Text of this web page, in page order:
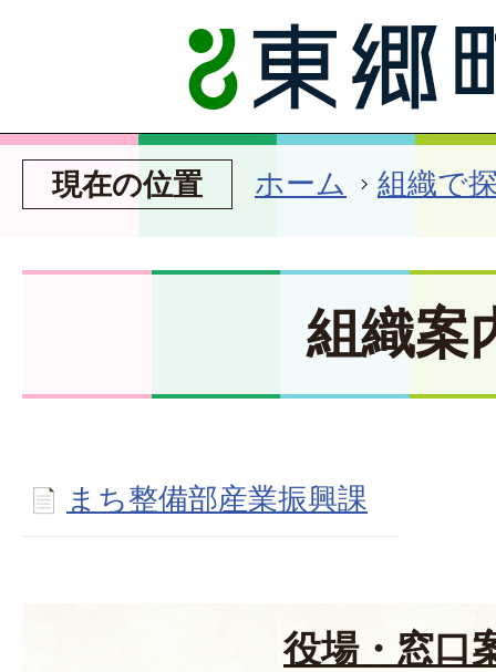
現在の位置 ホーム 組織で
組織案
まち整備部産業振興課
役場・窓口